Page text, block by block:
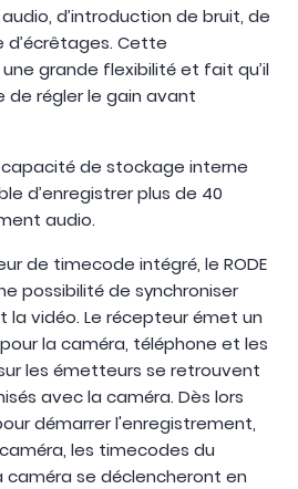
d’introduction de bruit, de
d’écrêtages. Cette
grande flexibilité et fait qu’il
de régler le gain avant
de stockage interne
d’enregistrer plus de 40
audio.
de timecode intégré, le RODE
possibilité de synchroniser
la vidéo. Le récepteur émet un
la caméra, téléphone et les
les émetteurs se retrouvent
avec la caméra. Dès lors
démarrer l'enregistrement,
les timecodes du
caméra se déclencheront en